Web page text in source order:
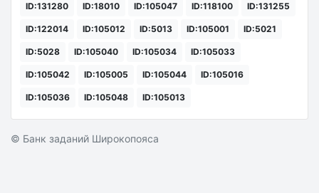
ID:131280 ID:18010 ID:105047 ID:118100 ID:131255
ID:122014 ID:105012 ID:5013 ID:105001 ID:5021
ID:5028 ID:105040 ID:105034 ID:105033
ID:105042 ID:105005 ID:105044 ID:105016
ID:105036 ID:105048 ID:105013
© Банк заданий Широкопояса